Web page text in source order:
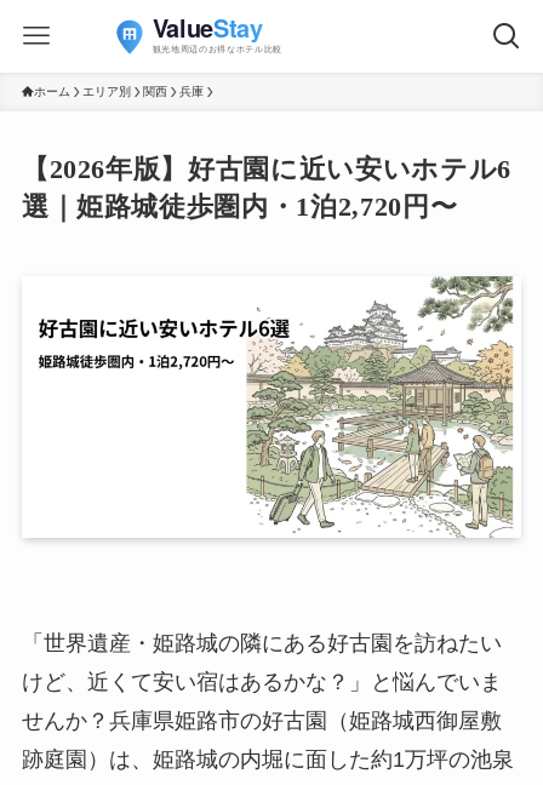
ホーム エリア別 関西 兵庫
【2026年版】好古園に近い安いホテル6
選｜姫路城徒歩圏内・1泊2,720円〜
「世界遺産・姫路城の隣にある好古園を訪ねたい
けど、近くて安い宿はあるかな？」と悩んでいま
せんか？兵庫県姫路市の好古園（姫路城西御屋敷
跡庭園）は、姫路城の内堀に面した約1万坪の池泉